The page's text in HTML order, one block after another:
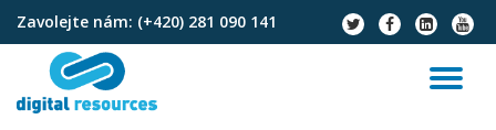
Přeskočit
obsah
Zavolejte nám: (+420) 281 090 141
fa-
twitter
fa-
facebook
fa-
linkedin-
square
fa-